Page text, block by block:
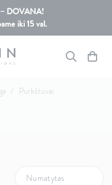
– DOVANA!
iki 15 val.
/ Purkštuvai